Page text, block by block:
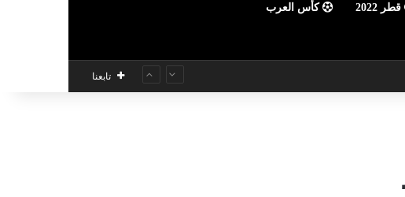
قطر 2022 كأس العرب
تابعنا